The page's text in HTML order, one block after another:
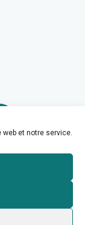
et notre service.